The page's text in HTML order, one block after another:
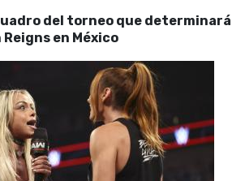
del torneo que determinará
en México